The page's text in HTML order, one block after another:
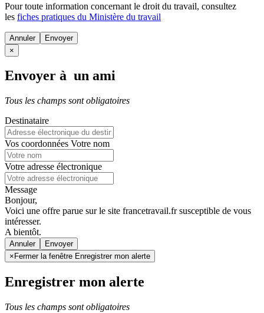
Pour toute information concernant le droit du travail, consultez
les fiches pratiques du Ministère du travail
Annuler
×
Envoyer à un ami
Tous les champs sont obligatoires
Destinataire
Vos coordonnées Votre nom
Votre adresse électronique
Message
Bonjour,
Voici une offre parue sur le site francetravail.fr susceptible de vous
intéresser.
A bientôt.
Annuler
× Fermer la fenêtre Enregistrer mon alerte
Enregistrer mon alerte
Tous les champs sont obligatoires